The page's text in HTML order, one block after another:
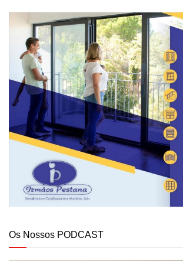
Os Nossos PODCAST